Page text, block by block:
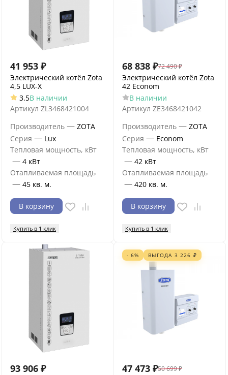
41 953 ₽
Электрический котёл Zota
4,5 LUX-X
3.5В наличии
Артикул ZL3468421004
Производитель — ZOTA
Серия — Lux
Тепловая мощность, кВт
— 4 кВт
Отапливаемая площадь
— 45 кв. м.
В корзину
Купить в 1 клик
68 838 ₽72 490 ₽
Электрический котёл Zota
42 Econom
В наличии
Артикул ZE3468421042
Производитель — ZOTA
Серия — Econom
Тепловая мощность, кВт
— 42 кВт
Отапливаемая площадь
— 420 кв. м.
В корзину
Купить в 1 клик
93 906 ₽
- 6% ВЫГОДА 3 226 ₽
47 473 ₽50 699 ₽